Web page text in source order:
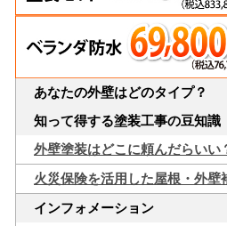
あなたの外壁はどのタイプ？
知って得する塗装工事の豆知識
外壁塗装はどこに頼んだらいい
火災保険を活用した屋根・外壁
インフォメーション